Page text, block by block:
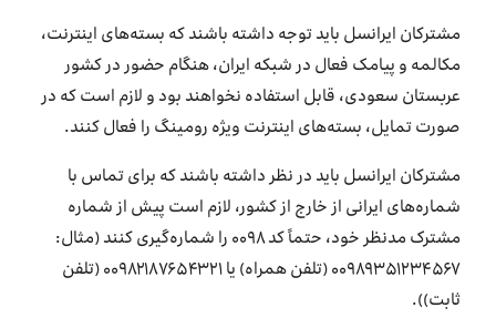
مشترکان ایرانسل باید توجه داشته باشند که بسته‌های اینترنت،
مکالمه و پیامک فعال در شبکه ایران، هنگام حضور در کشور
عربستان سعودی، قابل استفاده نخواهند بود و لازم است که در
صورت تمایل، بسته‌های اینترنت ویژه رومینگ را فعال کنند.
مشترکان ایرانسل باید در نظر داشته باشند که برای تماس با
شماره‌های ایرانی از خارج از کشور، لازم است پیش از شماره
مشترک مدنظر خود، حتماً کد ۰۰۹۸ را شماره‌گیری کنند (مثال:‌
۰۰۹۸۹۳۵۱۲۳۴۵۶۷ (تلفن همراه) یا ۰۰۹۸۲۱۸۷۶۵۴۳۲۱ (تلفن
ثابت)).